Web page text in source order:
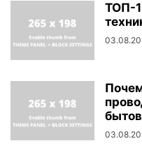
ТОП-